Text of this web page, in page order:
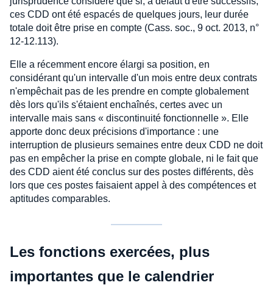
ces CDD ont été espacés de quelques jours, leur durée
totale doit être prise en compte (Cass. soc., 9 oct. 2013, n°
12-12.113).
Elle a récemment encore élargi sa position, en
considérant qu'un intervalle d'un mois entre deux contrats
n'empêchait pas de les prendre en compte globalement
dès lors qu'ils s'étaient enchaînés, certes avec un
intervalle mais sans « discontinuité fonctionnelle ». Elle
apporte donc deux précisions d'importance : une
interruption de plusieurs semaines entre deux CDD ne doit
pas en empêcher la prise en compte globale, ni le fait que
des CDD aient été conclus sur des postes différents, dès
lors que ces postes faisaient appel à des compétences et
aptitudes comparables.
Les fonctions exercées, plus
importantes que le calendrier